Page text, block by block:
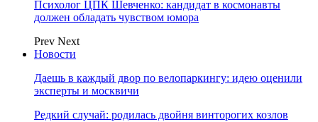
Психолог ЦПК Шевченко: кандидат в космонавты
должен обладать чувством юмора
Prev Next
Новости
Даешь в каждый двор по велопаркингу: идею оценили
эксперты и москвичи
Редкий случай: родилась двойня винторогих козлов